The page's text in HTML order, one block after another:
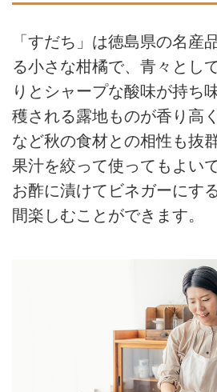
「すだち」は徳島県の名産
る小さな柑橘で、青々とし
りとシャープな酸味が持ち
穫される露地ものが香り高
など秋の食材との相性も抜
果汁を絞って使ってもよい
お酢に漬けてビネガーにす
間楽しむことができます。